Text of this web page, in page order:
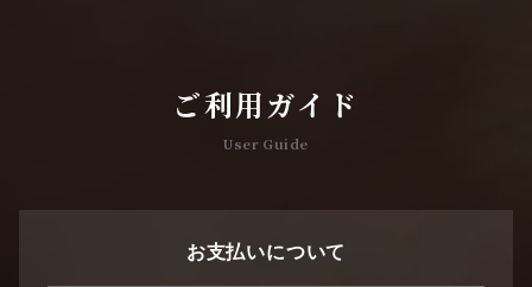
ご利用ガイド
User Guide
お支払いについて